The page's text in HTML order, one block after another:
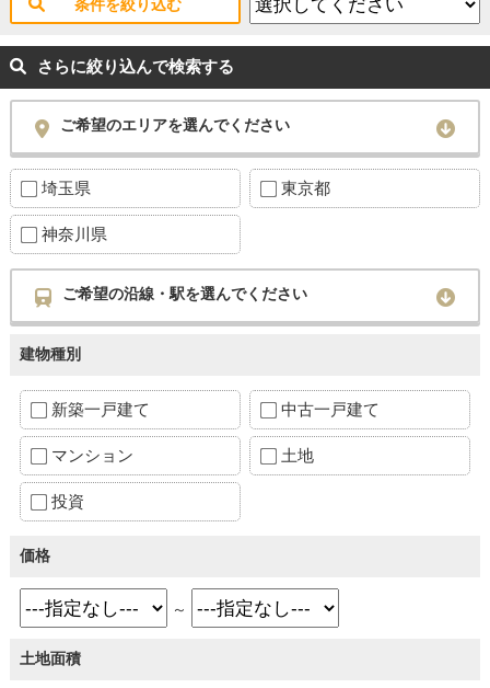
条件を絞り込む
さらに絞り込んで検索する
ご希望のエリアを選んでください
埼玉県 東京都
神奈川県
ご希望の沿線・駅を選んでください
建物種別
新築一戸建て 中古一戸建て
マンション 土地
投資
価格
～
土地面積